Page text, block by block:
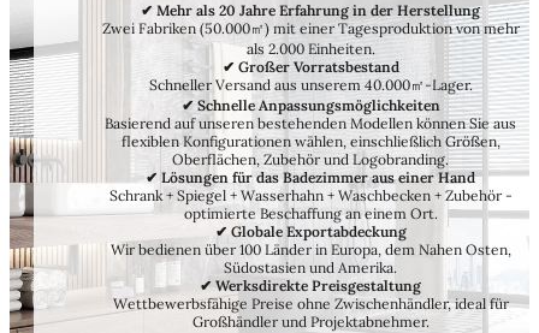
✔ Mehr als 20 Jahre Erfahrung in der Herstellung
Zwei Fabriken (50.000㎡) mit einer Tagesproduktion von mehr
als 2.000 Einheiten.
✔ Großer Vorratsbestand
Schneller Versand aus unserem 40.000㎡-Lager.
✔ Schnelle Anpassungsmöglichkeiten
Basierend auf unseren bestehenden Modellen können Sie aus
flexiblen Konfigurationen wählen, einschließlich Größen,
Oberflächen, Zubehör und Logobranding.
✔ Lösungen für das Badezimmer aus einer Hand
Schrank + Spiegel + Wasserhahn + Waschbecken + Zubehör -
optimierte Beschaffung an einem Ort.
✔ Globale Exportabdeckung
Wir bedienen über 100 Länder in Europa, dem Nahen Osten,
Südostasien und Amerika.
✔ Werksdirekte Preisgestaltung
Wettbewerbsfähige Preise ohne Zwischenhändler, ideal für
Großhändler und Projektabnehmer.